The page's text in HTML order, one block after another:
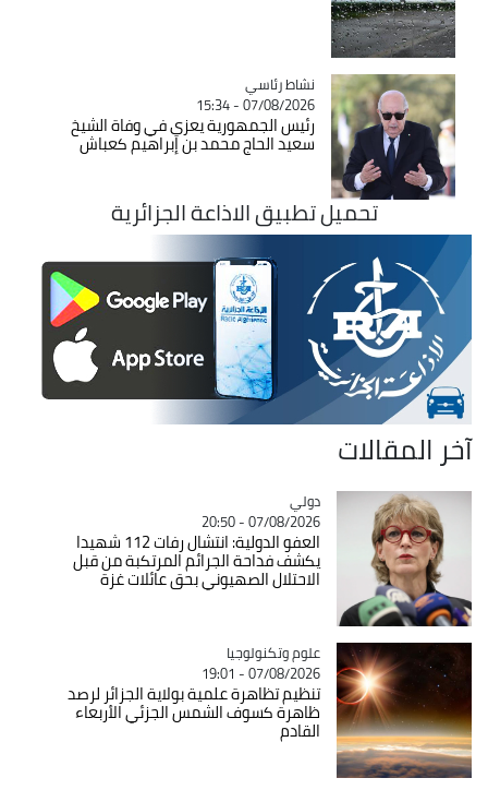
Catégorie
نشاط رئاسي
07/08/2026 - 15:34
رئيس الجمهورية يعزي في وفاة الشيخ
سعيد الحاج محمد بن إبراهيم كعباش
تحميل تطبيق الاذاعة الجزائرية
آخر المقالات
Catégorie
دولي
07/08/2026 - 20:50
العفو الدولية: انتشال رفات 112 شهيدا
يكشف فداحة الجرائم المرتكبة من قبل
الاحتلال الصهيوني بحق عائلات غزة
Catégorie
علوم وتكنولوجيا
07/08/2026 - 19:01
تنظيم تظاهرة علمية بولاية الجزائر لرصد
ظاهرة كسوف الشمس الجزئي الأربعاء
القادم